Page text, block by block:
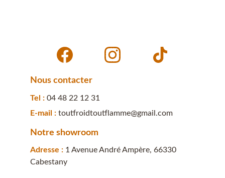
E-mail : toutfroidtoutflamme@gmail.com
Tel : 04 48 22 12 31
Adresse : 1 Avenue André Ampère, 66330
Cabestany
Notre showroom
Nous contacter